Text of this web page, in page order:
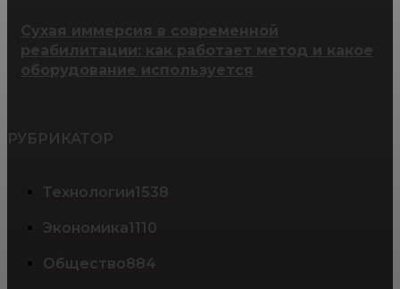
Сухая иммерсия в современной
реабилитации: как работает метод и какое
оборудование используется
РУБРИКАТОР
Технологии1538
Экономика1110
Общество884